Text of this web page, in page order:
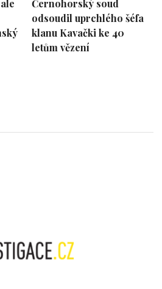
Černohorský soud
odsoudil uprchlého šéfa
klanu Kavački ke 40
letům vězení